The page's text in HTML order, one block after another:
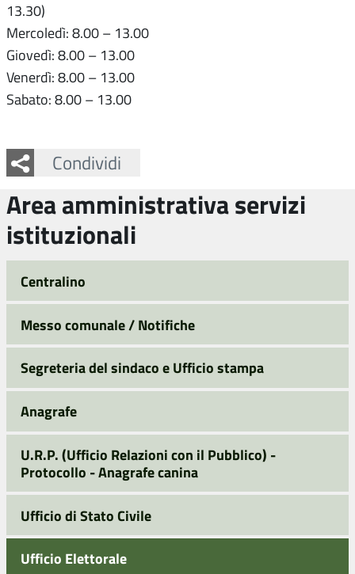
13.30)
Mercoledì: 8.00 – 13.00
Giovedì: 8.00 – 13.00
Venerdì: 8.00 – 13.00
Sabato: 8.00 – 13.00
Condividi
Facebook
Twitter
Whatsapp
Area amministrativa servizi
istituzionali
Centralino
Messo comunale / Notifiche
Segreteria del sindaco e Ufficio stampa
Anagrafe
U.R.P. (Ufficio Relazioni con il Pubblico) -
Protocollo - Anagrafe canina
Ufficio di Stato Civile
Ufficio Elettorale